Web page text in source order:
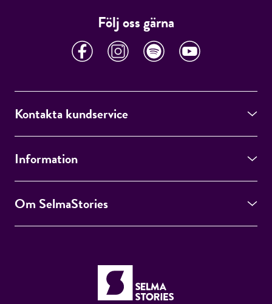
Följ oss gärna
Kontakta kundservice
Information
Om SelmaStories